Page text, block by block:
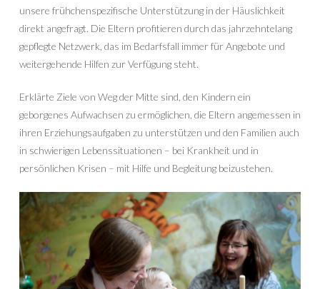
unsere frühchenspezifische Unterstützung in der Häuslichkeit
direkt angefragt. Die Eltern profitieren durch das jahrzehntelang
gepflegte Netzwerk, das im Bedarfsfall immer für Angebote und
weitergehende Hilfen zur Verfügung steht.
Erklärte Ziele von Weg der Mitte sind, den Kindern ein
geborgenes Aufwachsen zu ermöglichen, die Eltern angemessen in
ihren Erziehungsaufgaben zu unterstützen und den Familien auch
in schwierigen Lebenssituationen – bei Krankheit und in
persönlichen Krisen – mit Hilfe und Begleitung beizustehen.